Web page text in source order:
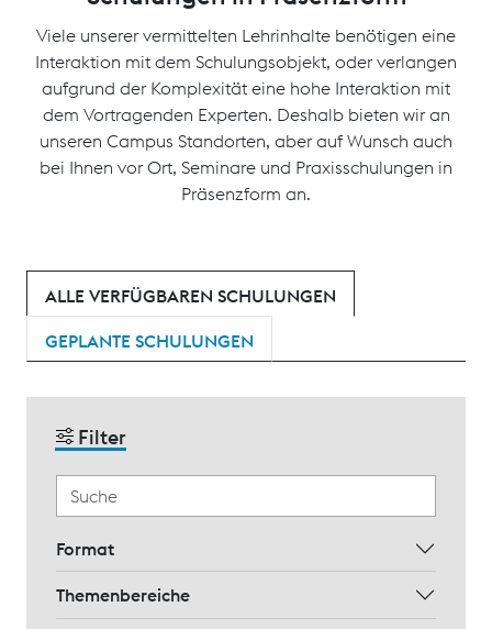
Viele unserer vermittelten Lehrinhalte benötigen eine
Interaktion mit dem Schulungsobjekt, oder verlangen
aufgrund der Komplexität eine hohe Interaktion mit
dem Vortragenden Experten. Deshalb bieten wir an
unseren Campus Standorten, aber auf Wunsch auch
bei Ihnen vor Ort, Seminare und Praxisschulungen in
Präsenzform an.
ALLE VERFÜGBAREN SCHULUNGEN
GEPLANTE SCHULUNGEN
Filter
Format
Themenbereiche